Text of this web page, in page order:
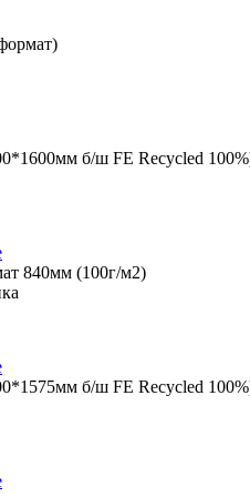
б/ш FE Recycled
840мм (100г/м2)
б/ш FE Recycled